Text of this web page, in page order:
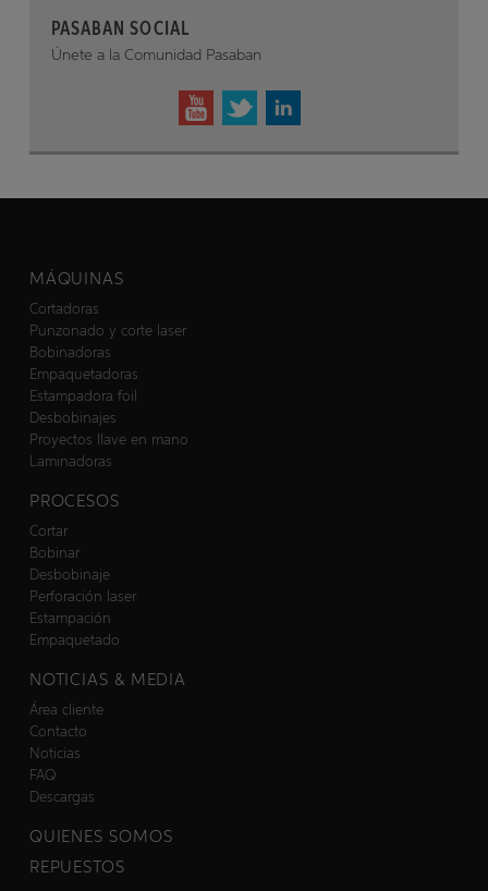
PASABAN SOCIAL
Únete a la Comunidad Pasaban
MÁQUINAS
Cortadoras
Punzonado y corte laser
Bobinadoras
Empaquetadoras
Estampadora foil
Desbobinajes
Proyectos llave en mano
Laminadoras
PROCESOS
Cortar
Bobinar
Desbobinaje
Perforación laser
Estampación
Empaquetado
NOTICIAS & MEDIA
Área cliente
Contacto
Noticias
FAQ
Descargas
QUIENES SOMOS
REPUESTOS